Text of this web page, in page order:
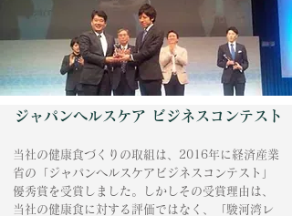
ジャパンヘルスケア ビジネスコンテスト
当社の健康食づくりの取組は、2016年に経済産業
省の「ジャパンヘルスケアビジネスコンテスト」
優秀賞を受賞しました。しかしその受賞理由は、
当社の健康食に対する評価ではなく、「駿河湾レ